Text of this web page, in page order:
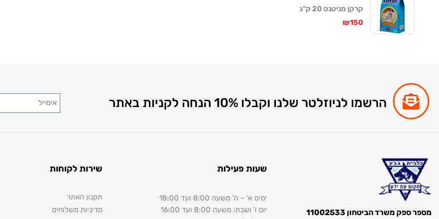
קרקן מניטנס 20 ק"ג
₪150
הרשמו לניוזלטר שלנו וקבלו 10% הנחה לקניות באתר
מספר ספק משרד הביטחון 11002533
שעות פעילות
ימים א’ – ה’ משעה 8:00 ועד 18:00
יום ו’ ושבת: משעה 8:00 ועד 16:00
שירות לקוחות
תקנון האתר
מדיניות משלוחים